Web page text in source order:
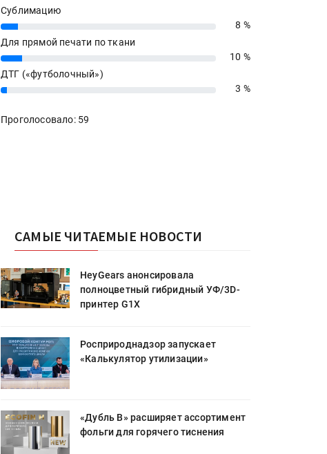
Сублимацию
8%
8 %
Для прямой печати по ткани
10%
10 %
ДТГ («футболочный»)
3% 3 %
Проголосовало: 59
САМЫЕ ЧИТАЕМЫЕ НОВОСТИ
HeyGears анонсировала
полноцветный гибридный УФ/3D-
принтер G1X
Росприроднадзор запускает
«Калькулятор утилизации»
«Дубль В» расширяет ассортимент
фольги для горячего тиснения